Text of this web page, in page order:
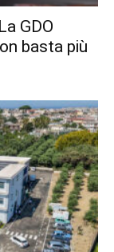
GDO
basta più